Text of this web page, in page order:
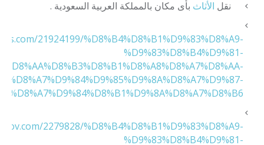
نقل الأثاث بأى مكان بالمملكة العربية السعودية .
21924199/%D8%B4%D8%B1%D9%83%D8%A9-
%D9%83%D8%B4%D9%81-
%D8%AA%D8%B3%D8%B1%D8%A8%D8%A7%D8%AA-
%D8%A7%D9%84%D9%85%D9%8A%D8%A7%D9%87-
2279828/%D8%B4%D8%B1%D9%83%D8%A9-
%D9%83%D8%B4%D9%81-